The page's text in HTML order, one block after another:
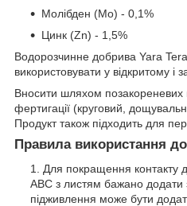
Молібден (Mo) - 0,1%
Цинк (Zn) - 1,5%
Водорозчинне добрива Yara
використовувати у відкритому і
Вносити шляхом
фертигації (круговий,
Продукт також підходить для
Правила використання
Для покращення контакту
АВС з листям бажано додати
підживлення може бути